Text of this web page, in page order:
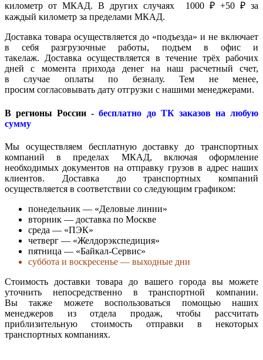
километр от МКАД. В других случаях 1000 ₽ +50 ₽ за
каждый километр за пределами МКАД.
Доставка товара осуществляется до «подъезда» и не включает
в себя разгрузочные работы, подъем в офис и
такелаж. Доставка осуществляется в течение трёх рабочих
дней с момента прихода денег на наш расчетный счет,
в случае оплаты по безналу. Тем не менее,
просим согласовывать дату отгрузки с нашими менеджерами.
В регионы России -бесплатно до ТК заказов на любую
сумму
Мы осуществляем бесплатную доставку до транспортных
компаний в пределах МКАД, включая оформление
необходимых документов на отправку грузов в адрес наших
клиентов. Доставка до транспортных компаний
осуществляется в соответствии со следующим графиком:
понедельник — «Деловые линии»
вторник — доставка по Москве
среда — «ПЭК»
четверг — «Желдорэкспедиция»
пятница — «Байкал-Сервис»
суббота и воскресенье — выходные дни
Стоимость доставки товара до вашего города вы можете
уточнить непосредственно в транспортной компании.
Вы также можете воспользоваться помощью наших
менеджеров из отдела продаж, чтобы рассчитать
приблизительную стоимость отправки в некоторых
транспортных компаниях.